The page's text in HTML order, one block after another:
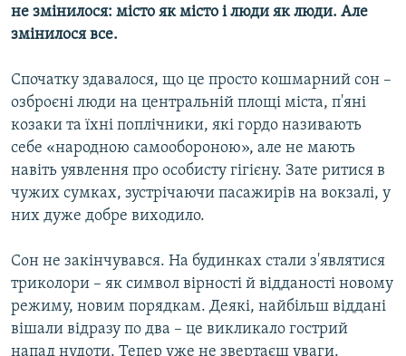
не змінилося: місто як місто і люди як люди. Але
змінилося все.
Спочатку здавалося, що це просто кошмарний сон –
озброєні люди на центральній площі міста, п'яні
козаки та їхні поплічники, які гордо називають
себе «народною самообороною», але не мають
навіть уявлення про особисту гігієну. Зате ритися в
чужих сумках, зустрічаючи пасажирів на вокзалі, у
них дуже добре виходило.
Сон не закінчувався. На будинках стали з'являтися
триколори – як символ вірності й відданості новому
режиму, новим порядкам. Деякі, найбільш віддані
вішали відразу по два – це викликало гострий
напад нудоти. Тепер уже не звертаєш уваги.